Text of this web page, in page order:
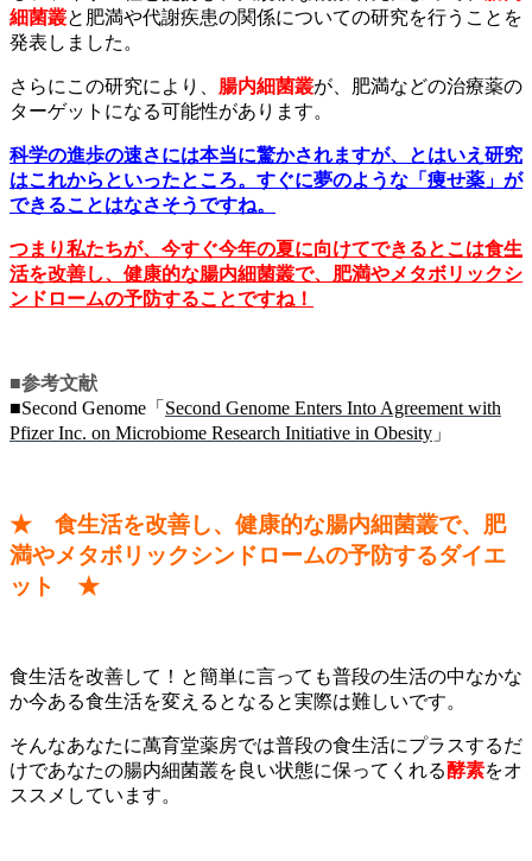
細菌叢と肥満や代謝疾患の関係についての研究を行うことを
発表しました。
さらにこの研究により、 腸内細菌叢が、肥満などの治療薬の
ターゲットになる可能性があります。
科学の進歩の速さには本当に驚かされますが、とはいえ研究
はこれからといったところ。すぐに夢のような「痩せ薬」が
できることはなさそうですね。
つまり私たちが、今すぐ今年の夏に向けてできるとこは食生
活を改善し、健康的な腸内細菌叢で、肥満やメタボリックシ
ンドロームの予防することですね！
■参考文献
■Second Genome「 Second Genome Enters Into Agreement with
Pfizer Inc. on Microbiome Research Initiative in Obesity 」
★ 食生活を改善し、健康的な腸内細菌叢で、肥
満やメタボリックシンドロームの予防するダイエ
ット ★
食生活を改善して！と簡単に言っても普段の生活の中なかな
か今ある食生活を変えるとなると実際は難しいです。
そんなあなたに萬育堂薬房では普段の食生活にプラスするだ
けであなたの腸内細菌叢を良い状態に保ってくれる酵素をオ
ススメしています。